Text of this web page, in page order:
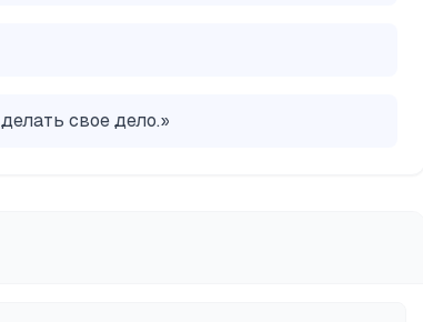
свое дело.»